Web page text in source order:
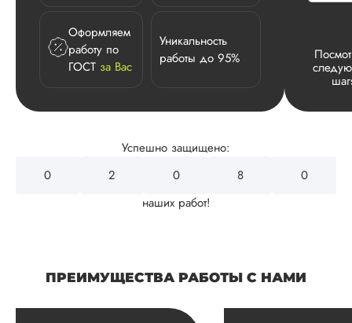
Оформляем
работу по
ГОСТ за Вас
Уникальность
работы до 95%
Успешно защищено:
2
3
4
2
0
наших работ!
ПРЕИМУЩЕСТВА РАБОТЫ С НАМИ